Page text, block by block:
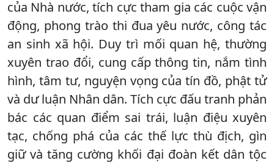
của Nhà nước, tích cực tham gia các cuộc vận
động, phong trào thi đua yêu nước, công tác
an sinh xã hội. Duy trì mối quan hệ, thường
xuyên trao đổi, cung cấp thông tin, nắm tình
hình, tâm tư, nguyện vọng của tín đồ, phật tử
và dư luận Nhân dân. Tích cực đấu tranh phản
bác các quan điểm sai trái, luận điệu xuyên
tạc, chống phá của các thế lực thù địch, gìn
giữ và tăng cường khối đại đoàn kết dân tộc